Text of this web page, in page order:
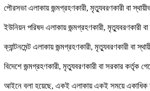
পৌরসভা এলাকায় জন্মগ্রহণকারী, মৃত্যুবরণকারী বা
ইউনিয়ন পরিষদ এলাকায় জন্মগ্রহণকারী, মৃত্যুবরণকারী বা
ক্যান্টনমেন্ট এলাকায় জন্মগ্রহণকারী, মৃত্যুবরণকারী বা
বিদেশে জন্মগ্রহণকারী, মৃত্যুবরণকারী বা সরকার কর্তৃক
আইনে বলা হয়েছে, একই এলাকায় একই সময়ে একাধিক